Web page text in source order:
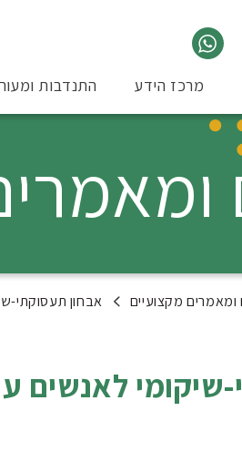
מרכז הידע התנדבות
מקצועיים אבחון תעסוקתי-
לאנשים